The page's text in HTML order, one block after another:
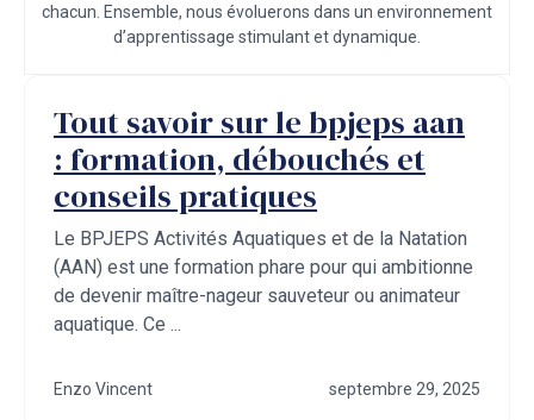
chacun. Ensemble, nous évoluerons dans un environnement
d’apprentissage stimulant et dynamique.
Tout savoir sur le bpjeps aan
: formation, débouchés et
conseils pratiques
Le BPJEPS Activités Aquatiques et de la Natation
(AAN) est une formation phare pour qui ambitionne
de devenir maître-nageur sauveteur ou animateur
aquatique. Ce ...
Enzo Vincent septembre 29, 2025